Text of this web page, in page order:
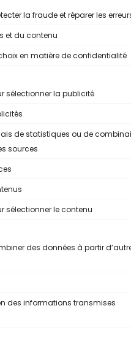
et au maximum 3 mois.